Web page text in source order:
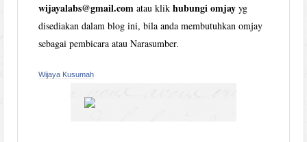
wijayalabs@gmail.com atau klikhubungi omjay yg
disediakan dalam blog ini, bila anda membutuhkan omjay
sebagai pembicara atau Narasumber.
Wijaya Kusumah